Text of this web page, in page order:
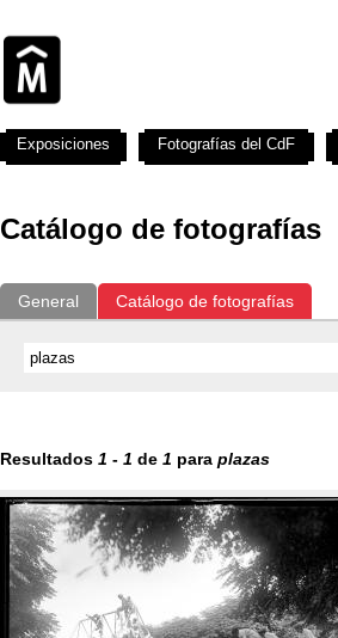
Catálogo de fotografías
General Catálogo de fotografías
Resultados 1 - 1 de 1 para plazas
Exposiciones Fotografías del CdF